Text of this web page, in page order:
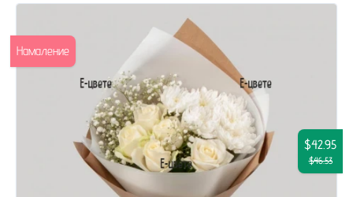
$42.95
$46.53
Намаление